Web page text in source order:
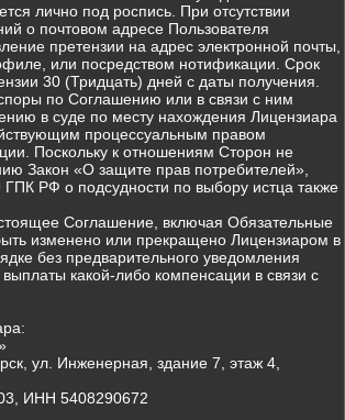
лично под роспись. При отсутствии
о почтовом адресе Пользователя
претензии на адрес электронной почты,
или посредством нотификации. Срок
30 (Тридцать) дней с даты получения.
по Соглашению или в связи с ним
в суде по месту нахождения Лицензиара
процессуальным правом
Поскольку к отношениям Сторон не
Закон «О защите прав потребителей»,
ГПК РФ о подсудности по выбору истца также
Соглашение, включая Обязательные
изменено или прекращено Лицензиаром в
без предварительного уведомления
какой-либо компенсации в связи с
ул. Инженерная, здание 7, этаж 4,
ИНН 5408290672